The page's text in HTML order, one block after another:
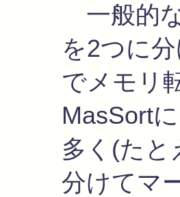
一般的
を2つに
でメモリ
MasSort
多く(たと
分けてマ